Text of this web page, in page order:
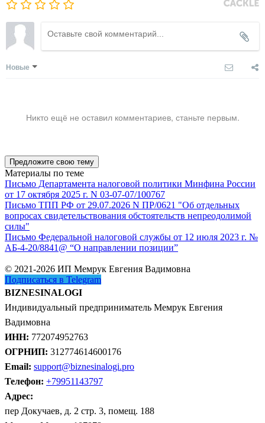
Новые
Никто ещё не оставил комментариев, станьте первым.
Предложите свою тему
Материалы по теме
Письмо Департамента налоговой политики Минфина России
от 17 октября 2025 г. N 03-07-07/100767
Письмо ТПП РФ от 29.07.2026 N ПР/0621 "Об отдельных
вопросах свидетельствования обстоятельств непреодолимой
силы"
Письмо Федеральной налоговой службы от 12 июля 2023 г. №
АБ-4-20/8841@ “О направлении позиции”
© 2021-2026 ИП Мемрук Евгения Вадимовна
Подписаться в Telegram
BIZNESINALOGI
Индивидуальный предприниматель Мемрук Евгения
Вадимовна
ИНН: 772074952763
ОГРНИП: 312774614600176
Email: support@biznesinalogi.pro
Телефон: +79951143797
Адрес:
пер Докучаев, д. 2 стр. 3, помещ. 188